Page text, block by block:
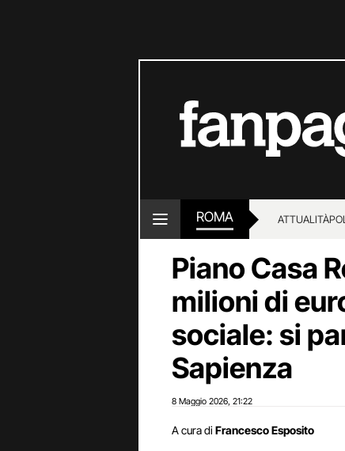
ROMA ATTUALITÀ
Piano Casa
milioni di
sociale: si
Sapienza
8 Maggio 2026 21:22
A cura di Francesco Esposito